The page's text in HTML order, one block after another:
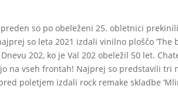
so po obeleženi 25. obletnici
so leta 2021 izdali vinilno ploščo ‘The
202, ko je Val 202 obeležil 50 let.
na vseh frontah! Najprej so predstavili tri
pred poletjem izdali rock remake skladbe